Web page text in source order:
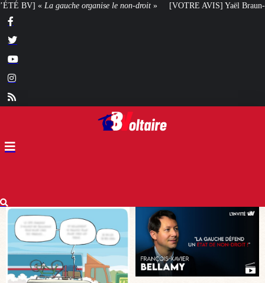
droit» [VOTRE AVIS] Yaël Braun-Pivet doit-elle renoncer à son projet